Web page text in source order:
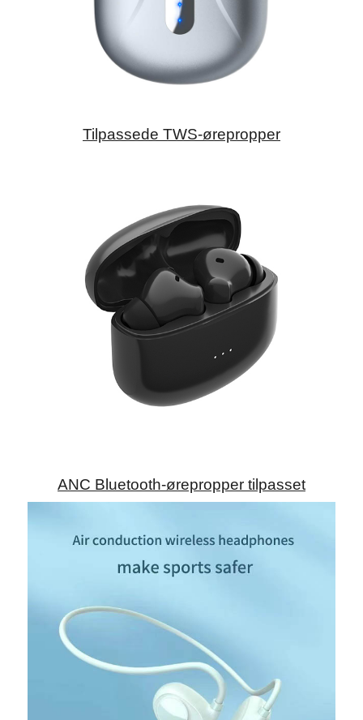
Tilpassede TWS-ørepropper
ANC Bluetooth-ørepropper tilpasset